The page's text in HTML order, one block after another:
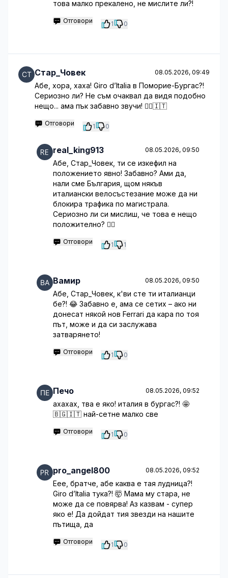
това малко прекалено, не мислите ли?!
Отговори 1 0
Стар_Човек 08.05.2026, 09:49
Абе, хора, хаха! Giro d’Italia в Поморие-Бургас?!
Сериозно ли? Не съм очаквал да видя подобно
нещо... ама пък забавно звучи! 🚴‍♂️🇮🇹
Отговори 1 0
real_king913 08.05.2026, 09:50
Абе, Стар_Човек, ти се изкефил на
положението явно! Забавно? Ами да,
нали сме България, щом някъв
италиански велосъстезание може да ни
блокира трафика по магистрала.
Сериозно ли си мислиш, че това е нещо
положително? 🚴‍♂️
Отговори 1 1
Вамир 08.05.2026, 09:50
Абе, Стар_Човек, к'ви сте ти италианци
бе?! 😂 Забавно е, ама се сетих – ако ни
донесат някой нов Ferrari да кара по тоя
път, може и да си заслужава
затварянето!
Отговори 1 0
Печо 08.05.2026, 09:52
ахахах, тва е яко! италия в бургас?! 🤩
🇧🇬🇮🇹 най-сетне малко све
Отговори 1 0
pro_angel800 08.05.2026, 09:52
Еее, братче, абе каква е тая лудница?!
Giro d’Italia тука?! 🤯 Мама му стара, не
може да се повярва! Аз казвам - супер
яко е! Да дойдат тия звезди на нашите
пътища, да
Отговори 1 0